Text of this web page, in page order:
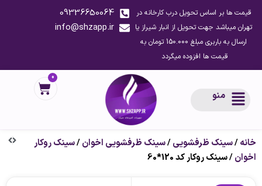
قیمت ها بر اساس تحویل درب کارخانه در
تهران میباشد جهت تحویل از انبار شیراز یا
ارسال به باربری مبلغ 150.000 تومان به
قیمت ها افزوده میگردد
09336650064
info@shzapp.ir
منو
0
خانه/سینک ظرفشویی/سینک ظرفشویی اخوان/سینک روکار
اخوان/ سینک روکار کد 120*60